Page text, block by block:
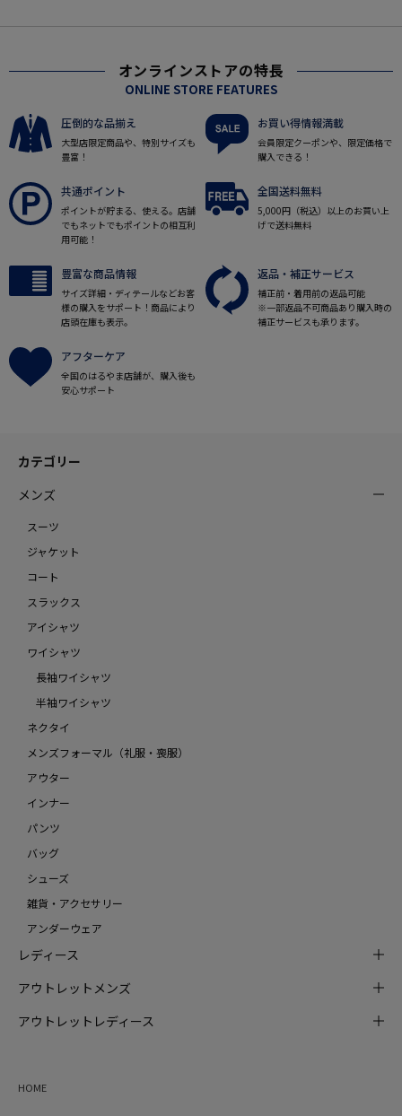
オンラインストアの特長
ONLINE STORE FEATURES
圧倒的な品揃え
大型店限定商品や、特別サイズも
豊富！
お買い得情報満載
会員限定クーポンや、限定価格で
購入できる！
共通ポイント
ポイントが貯まる、使える。店舗
でもネットでもポイントの相互利
用可能！
全国送料無料
5,000円（税込）以上のお買い上
げで送料無料
豊富な商品情報
サイズ詳細・ディテールなどお客
様の購入をサポート！商品により
店頭在庫も表示。
返品・補正サービス
補正前・着用前の返品可能
※一部返品不可商品あり購入時の
補正サービスも承ります。
アフターケア
全国のはるやま店舗が、購入後も
安心サポート
カテゴリー
メンズ
スーツ
ジャケット
コート
スラックス
アイシャツ
ワイシャツ
長袖ワイシャツ
半袖ワイシャツ
ネクタイ
メンズフォーマル（礼服・喪服）
アウター
インナー
パンツ
バッグ
シューズ
雑貨・アクセサリー
アンダーウェア
レディース
アウトレットメンズ
アウトレットレディース
HOME